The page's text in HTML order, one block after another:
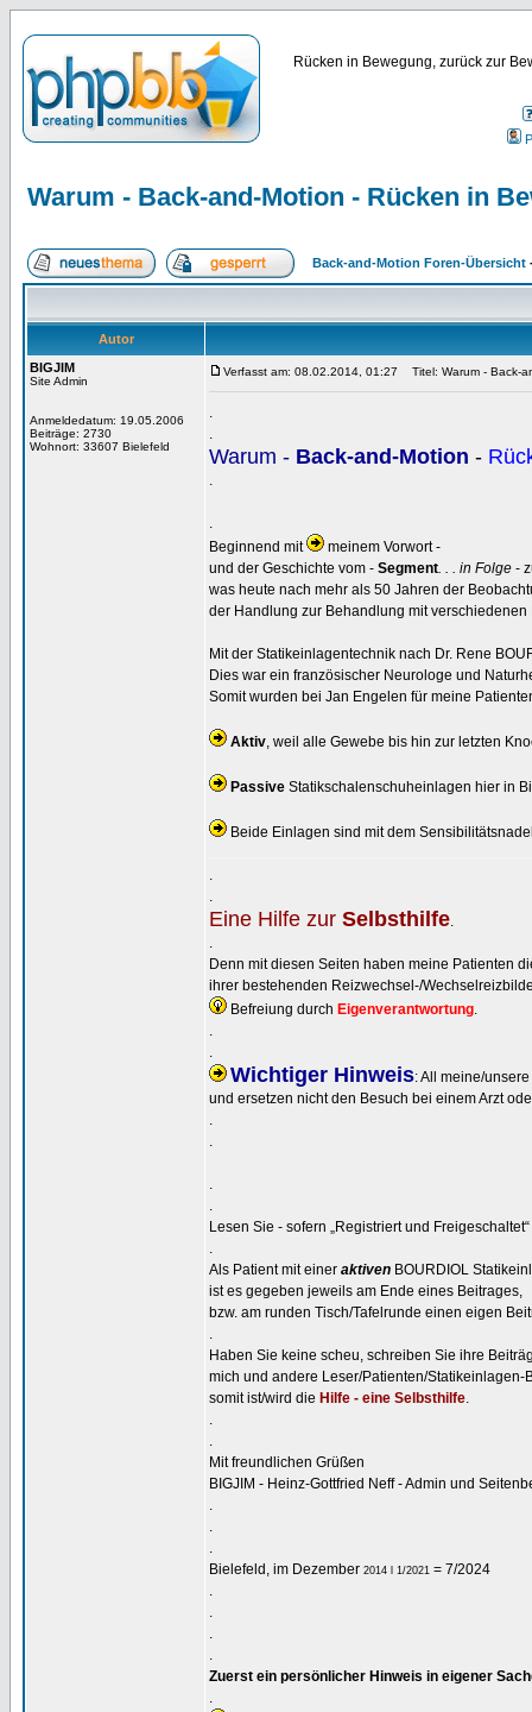
Rücken in Bewegung, zurück zur
Warum - Back-and-Motion - Rücken in
Back-and-Motion Foren-Übersicht
Autor
BIGJIM
Site Admin
Anmeldedatum: 19.05.2006
Beiträge: 2730
Wohnort: 33607 Bielefeld
Verfasst am: 08.02.2014, 01:27 Titel: Warum - Back-
.
.
Warum - Back-and-Motion -
.
.
Beginnend mit
meinem Vorwort -
und der Geschichte vom - Segment. . . in Folge -
was heute nach mehr als 50 Jahren der
der Handlung zur Behandlung mit
Mit der Statikeinlagentechnik nach Dr. Rene
Dies war ein französischer Neurologe und
Somit wurden bei Jan Engelen für meine
Aktiv, weil alle Gewebe bis hin zur letzten
Passive Statikschalenschuheinlagen hier in
Beide Einlagen sind mit dem
.
.
Eine Hilfe zur Selbsthilfe.
.
Denn mit diesen Seiten haben meine Patienten
ihrer bestehenden Reizwechsel-/
Befreiung durch Eigenverantwortung.
.
.
Wichtiger Hinweis: All meine/
und ersetzen nicht den Besuch bei einem Arzt
.
.
.
.
Lesen Sie - sofern „Registriert und
.
Als Patient mit einer aktiven BOURDIOL
ist es gegeben jeweils am Ende eines Beitrages,
bzw. am runden Tisch/Tafelrunde einen eigen
.
Haben Sie keine scheu, schreiben Sie ihre
mich und andere Leser/Patienten/Statikeinlagen-
somit ist/wird die Hilfe - eine Selbsthilfe.
.
.
Mit freundlichen Grüßen
BIGJIM - Heinz-Gottfried Neff - Admin und
.
.
.
Bielefeld, im Dezember 2014 l 1/2021 = 7/2024
.
.
.
.
Zuerst ein persönlicher Hinweis in eigener
.